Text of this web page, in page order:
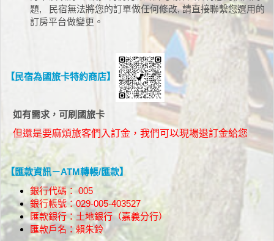
題, 民宿無法將您的訂單做任何修改, 請直接聯繫您選用的
訂房平台做變更。
【民宿為國旅卡特約商店】
如有需求，可刷國旅卡
但還是要麻煩旅客們入訂金，我們可以現場退訂金給您
【匯款資訊－ATM轉帳/匯款】
銀行代碼： 005
銀行帳號：029-005-403527
匯款銀行：土地銀行（嘉義分行）
匯款戶名：賴朱鈴